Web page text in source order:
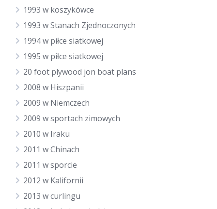
1993 w koszykówce
1993 w Stanach Zjednoczonych
1994 w piłce siatkowej
1995 w piłce siatkowej
20 foot plywood jon boat plans
2008 w Hiszpanii
2009 w Niemczech
2009 w sportach zimowych
2010 w Iraku
2011 w Chinach
2011 w sporcie
2012 w Kalifornii
2013 w curlingu